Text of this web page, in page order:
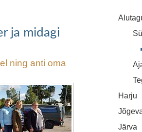
Harju
Järva
ja midagi
ning anti oma